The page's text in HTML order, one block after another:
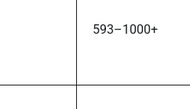
593–1000+